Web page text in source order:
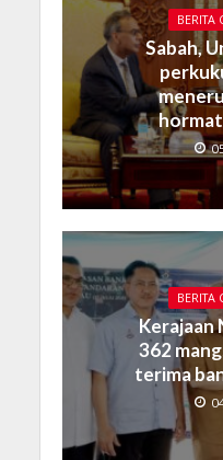
BERITA
Sabah,
hormat
BERITA
Kerajaan
362
terima